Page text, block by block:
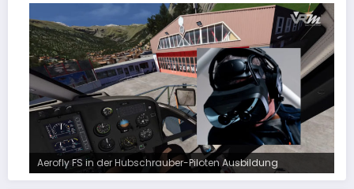
Aerofly FS in der Hubschrauber-Piloten Ausbildung